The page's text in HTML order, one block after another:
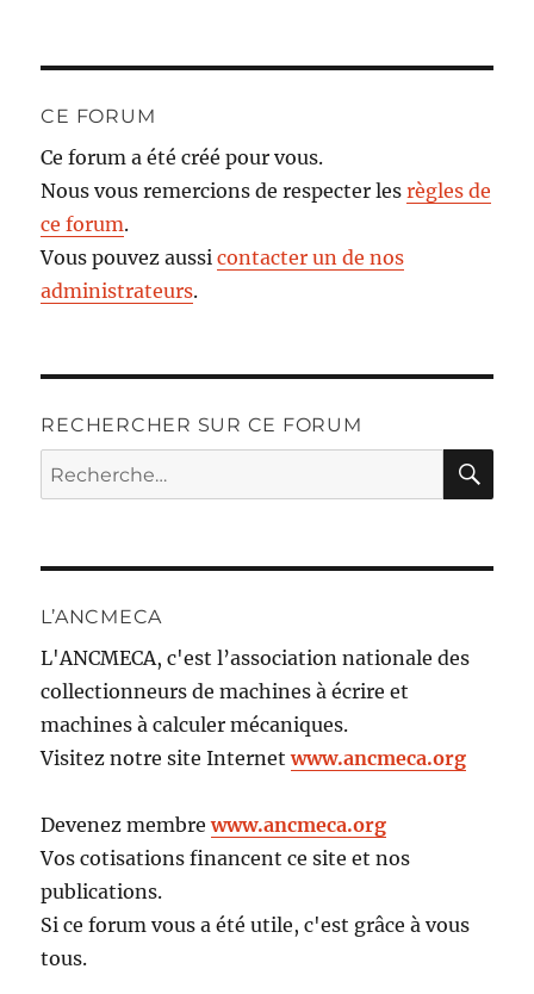
CE FORUM
Ce forum a été créé pour vous.
Nous vous remercions de respecter lesrègles de
ce forum.
Vous pouvez aussicontacter un de nos
administrateurs.
RECHERCHER SUR CE FORUM
Recherche
pour :
L’ANCMECA
L'ANCMECA, c'est l’association nationale des
collectionneurs de machines à écrire et
machines à calculer mécaniques.
Visitez notre site Internetwww.ancmeca.org
Devenez membrewww.ancmeca.org
Vos cotisations financent ce site et nos
publications.
Si ce forum vous a été utile, c'est grâce à vous
tous.